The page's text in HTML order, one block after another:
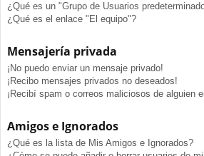
¿Qué es un "Grupo de Usuarios
¿Qué es el enlace "El equipo"?
Mensajería privada
¡No puedo enviar un mensaje privado!
¡Recibo mensajes privados no deseados!
¡Recibí spam o correos maliciosos de alguien
Amigos e Ignorados
¿Qué es la lista de Mis Amigos e Ignorados?